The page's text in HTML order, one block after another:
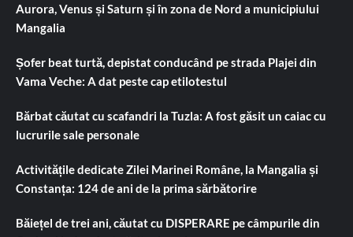
Aurora, Venus și Saturn și în zona de Nord a municipiului
Mangalia
Șofer beat turtă, depistat conducând pe strada Plajei din
Vama Veche: A dat peste cap etilotestul
Bărbat căutat cu scafandri la Tuzla: A fost găsit un caiac cu
lucrurile sale personale
Activitățile dedicate Zilei Marinei Române, la Mangalia și
Constanța: 124 de ani de la prima sărbătorire
Băiețel de trei ani, căutat cu DISPERARE pe câmpurile din